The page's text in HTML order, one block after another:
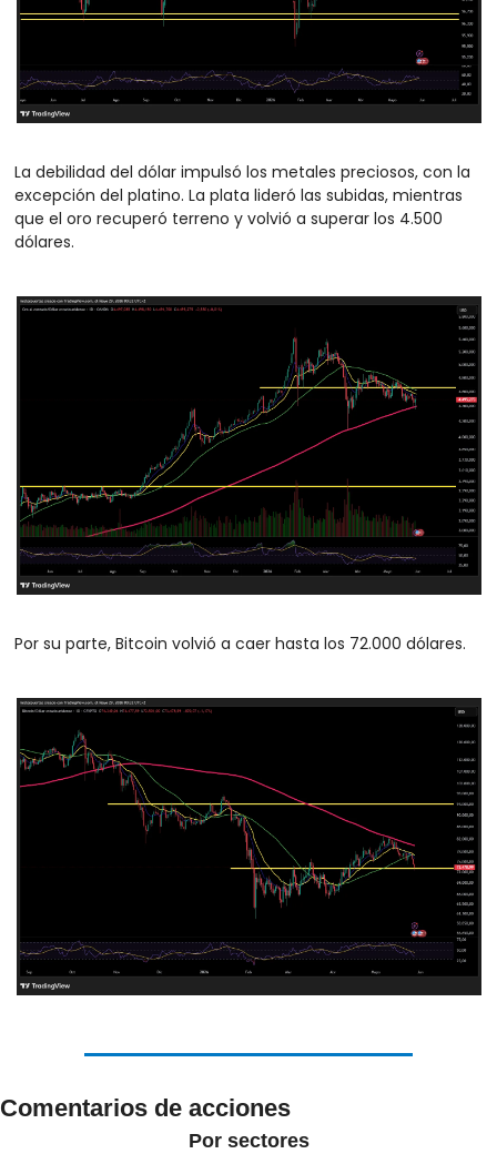
La debilidad del dólar impulsó los metales preciosos, con la
excepción del platino. La plata lideró las subidas, mientras
que el oro recuperó terreno y volvió a superar los 4.500
dólares.
Por su parte, Bitcoin volvió a caer hasta los 72.000 dólares.
Comentarios de acciones
Por sectores